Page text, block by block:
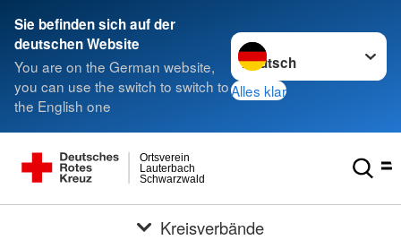
Sie befinden sich auf der
deutschen Website
You are on the German website,
you can use the switch to switch to
the English one
Sprache wechseln zu
Alles klar
Schwarzwald
Lauterbach
Ortsverein
Kreisverbände